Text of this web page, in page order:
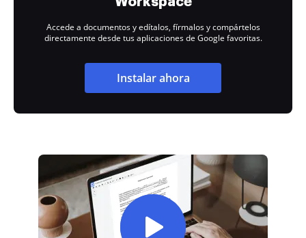
Accede a documentos y edítalos, fírmalos y compártelos
directamente desde tus aplicaciones de Google favoritas.
Instalar ahora